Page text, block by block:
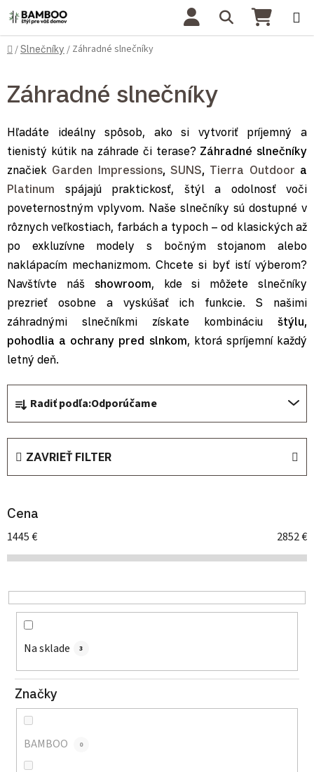
Prejsť na obsah Hľadať
Domov
/Slnečníky / Záhradné slnečníky
Záhradné slnečníky
Hľadáte ideálny spôsob, ako si vytvoriť príjemný a
tienistý kútik na záhrade či terase? Záhradné slnečníky
značiek Garden Impressions,SUNS, Tierra Outdoor a
Platinum spájajú praktickosť, štýl a odolnosť voči
poveternostným vplyvom. Naše slnečníky sú dostupné v
rôznych veľkostiach, farbách a typoch – od klasických až
po exkluzívne modely s bočným stojanom alebo
naklápacím mechanizmom. Chcete si byť istí výberom?
Navštívte náš showroom, kde si môžete slnečníky
prezrieť osobne a vyskúšať ich funkcie. S našimi
záhradnými slnečníkmi získate kombináciu štýlu,
pohodlia a ochrany pred slnkom, ktorá spríjemní každý
letný deň.
Radiť podľa:Odporúčame
ZAVRIEŤ FILTER
Cena
1445€ 2852€
Na sklade 3
Značky
BAMBOO 0